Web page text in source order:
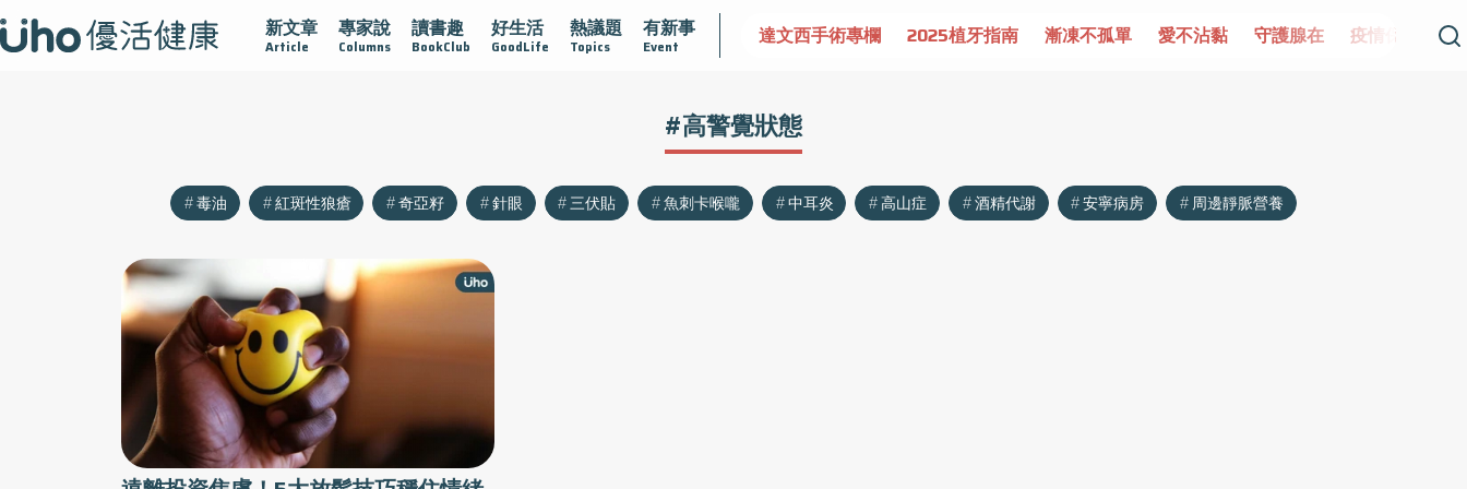
新文章
Article
專家說
Columns
讀書趣
BookClub
好生活
GoodLife
熱議題
Topics
有新事
Event
黏 守護腺在 疫情保衛戰 再生醫學 愛的未來視 認識攝護腺肥大 守護骨骼健康 達文西手術專欄 2025植牙指南 漸凍不孤單 愛不沾黏 守護腺在 疫情保衛戰
#高警覺狀態
毒油 紅斑性狼瘡 奇亞籽 針眼 三伏貼 魚刺卡喉嚨 中耳炎 高山症 酒精代謝 安寧病房 周邊靜脈營養